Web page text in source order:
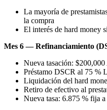
La mayoría de
la compra
El interés de hard money
Mes 6 — Refinanciamiento
Nueva tasación:
Préstamo DSCR al 75 %
Liquidación del hard
Retiro de efectivo al
Nueva tasa: 6.875 % fija a